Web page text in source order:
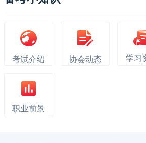
考试介绍 协会动态 学习
职业前景